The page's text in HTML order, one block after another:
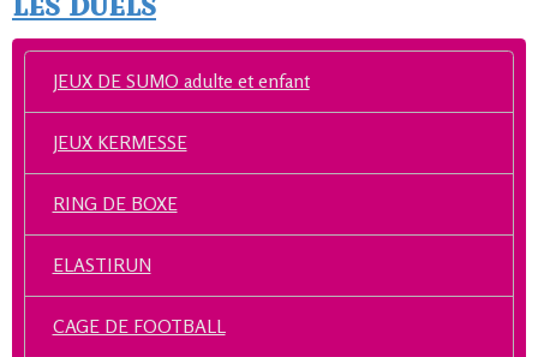
JEUX DE SUMO adulte et enfant
JEUX KERMESSE
RING DE BOXE
ELASTIRUN
CAGE DE FOOTBALL